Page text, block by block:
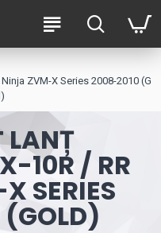
ZVM-X Series 2008-2010 (G
LANȚ
10R / RR
SERIES